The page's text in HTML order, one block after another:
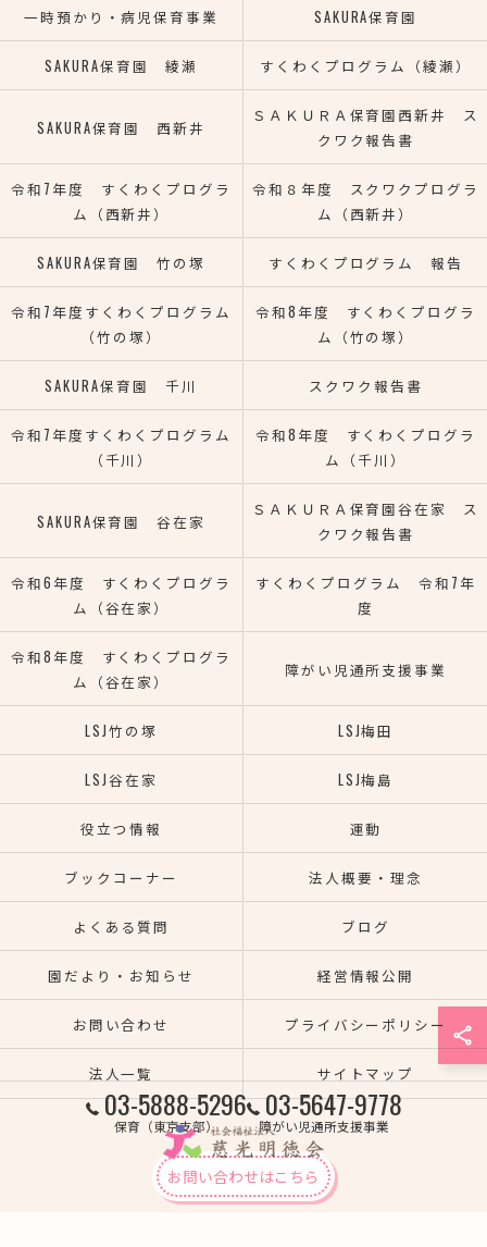
03-5888-5296
保育（東京支部）
03-5647-9778
障がい児通所支援事業
お問い合わせはこちら
一時預かり・病児保育事業 SAKURA保育園
SAKURA保育園 綾瀬 すくわくプログラム（綾瀬）
SAKURA保育園 西新井
ＳＡＫＵＲＡ保育園西新井 ス
クワク報告書
令和7年度 すくわくプログラ
ム（西新井）
令和８年度 スクワクプログラ
ム（西新井）
SAKURA保育園 竹の塚 すくわくプログラム 報告
令和7年度すくわくプログラム
（竹の塚）
令和8年度 すくわくプログラ
ム（竹の塚）
SAKURA保育園 千川 スクワク報告書
令和7年度すくわくプログラム
（千川）
令和8年度 すくわくプログラ
ム（千川）
SAKURA保育園 谷在家
ＳＡＫＵＲＡ保育園谷在家 ス
クワク報告書
令和6年度 すくわくプログラ
ム（谷在家）
すくわくプログラム 令和7年
度
令和8年度 すくわくプログラ
ム（谷在家）
障がい児通所支援事業
LSJ竹の塚 LSJ梅田
LSJ谷在家 LSJ梅島
役立つ情報 運動
ブックコーナー 法人概要・理念
よくある質問 ブログ
園だより・お知らせ 経営情報公開
お問い合わせ プライバシーポリシー
法人一覧 サイトマップ
© 2026 熊本の保育園なら社会福祉法人慈光明徳会 ALL RIGHTS RESERVED.